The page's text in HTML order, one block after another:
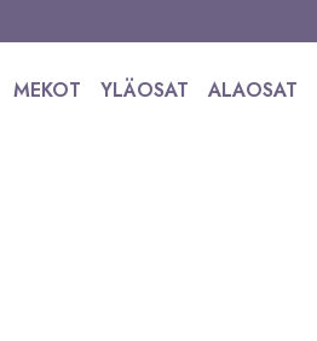
MEKOT YLÄOSAT ALAOSAT